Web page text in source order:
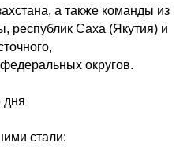
а также команды из
республик Саха (Якутия) и
округов.
дня
стали: